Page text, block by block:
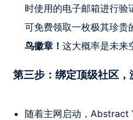
时使用的电子邮箱进行
可免费领取一枚极其珍
鸟徽章！这大概率是未来
第三步：绑定顶级社区
随着主网启动，Abstract